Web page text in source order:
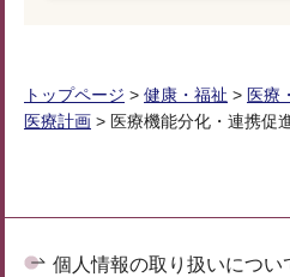
トップページ > 健康・福祉 > 医療
医療計画 > 医療機能分化・連携促
個人情報の取り扱いについ